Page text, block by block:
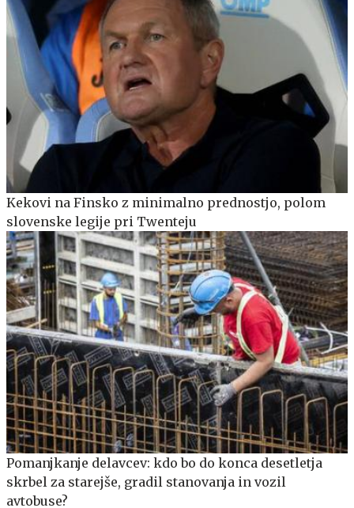
Kekovi na Finsko z minimalno prednostjo, polom
slovenske legije pri Twenteju
Pomanjkanje delavcev: kdo bo do konca desetletja
skrbel za starejše, gradil stanovanja in vozil
avtobuse?